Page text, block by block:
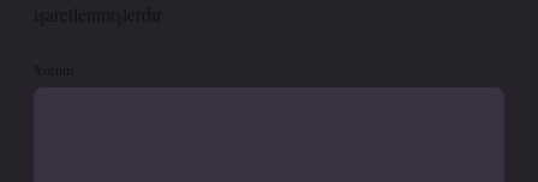
işaretlenmişlerdir
Yorum